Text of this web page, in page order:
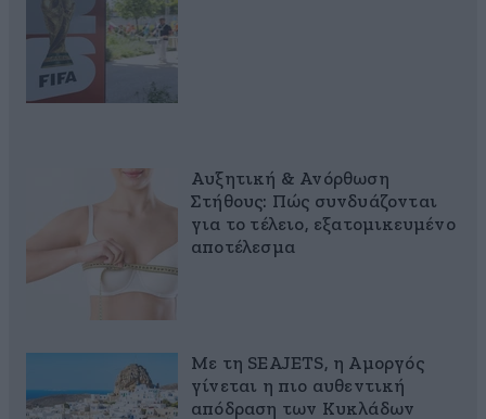
Αυξητική & Ανόρθωση
Στήθους: Πώς συνδυάζονται
για το τέλειο, εξατομικευμένο
αποτέλεσμα
Με τη SEAJETS, η Αμοργός
γίνεται η πιο αυθεντική
απόδραση των Κυκλάδων